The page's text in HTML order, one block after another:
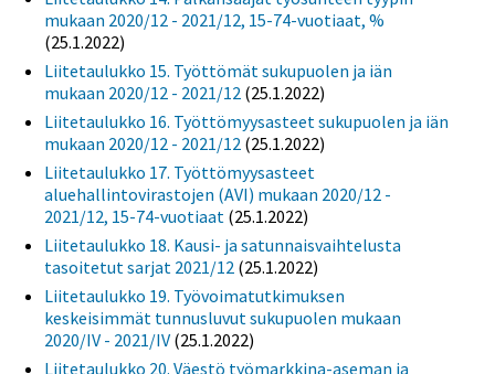
mukaan 2020/12 - 2021/12, 15-74-vuotiaat, %
(25.1.2022)
Liitetaulukko 15. Työttömät sukupuolen ja iän
mukaan 2020/12 - 2021/12 (25.1.2022)
Liitetaulukko 16. Työttömyysasteet sukupuolen ja iän
mukaan 2020/12 - 2021/12 (25.1.2022)
Liitetaulukko 17. Työttömyysasteet
aluehallintovirastojen (AVI) mukaan 2020/12 -
2021/12, 15-74-vuotiaat (25.1.2022)
Liitetaulukko 18. Kausi- ja satunnaisvaihtelusta
tasoitetut sarjat 2021/12 (25.1.2022)
Liitetaulukko 19. Työvoimatutkimuksen
keskeisimmät tunnusluvut sukupuolen mukaan
2020/IV - 2021/IV (25.1.2022)
Liitetaulukko 20. Väestö työmarkkina-aseman ja